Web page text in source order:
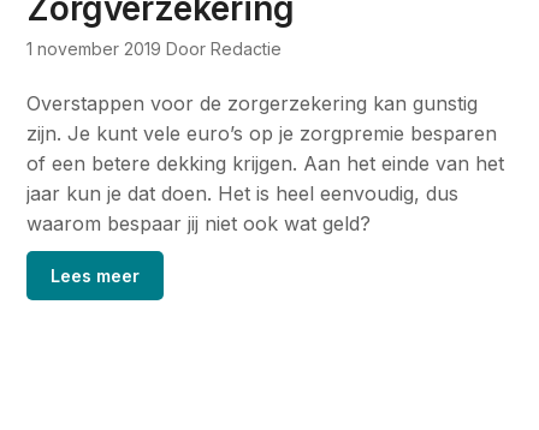
Zorgverzekering
1 november 2019 Door Redactie
Overstappen voor de zorgerzekering kan gunstig
zijn. Je kunt vele euro’s op je zorgpremie besparen
of een betere dekking krijgen. Aan het einde van het
jaar kun je dat doen. Het is heel eenvoudig, dus
waarom bespaar jij niet ook wat geld?
Lees meer